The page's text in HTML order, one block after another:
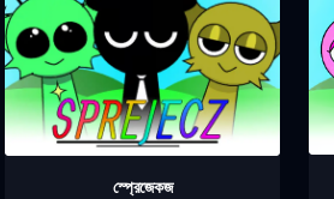
স্প্রেজেকজ